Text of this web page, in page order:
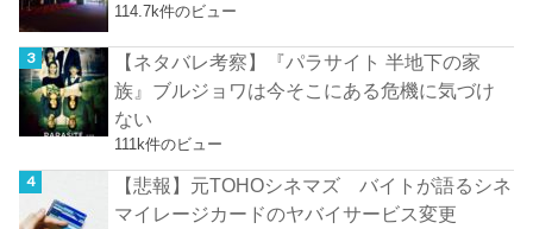
114.7k件のビュー
【ネタバレ考察】『パラサイト 半地下の家
族』ブルジョワは今そこにある危機に気づけ
ない
111k件のビュー
【悲報】元TOHOシネマズ バイトが語るシネ
マイレージカードのヤバイサービス変更